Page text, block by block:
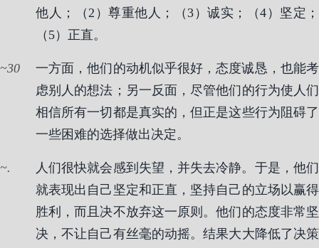
他人；（2）尊重他人；（3）诚实；（4）坚定；
（5）正直。
30
一方面，他们的动机似乎很好，态度诚恳，也能考
虑别人的想法；另一反面，尽管他们的行为使人们
相信所有一切都是真实的，但正是这些行为阻碍了
一些困难的选择做出决定。
.
人们很快就会感到失望，并失去冷静。于是，他们
就表现出自己坚定和正直，坚持自己的立场以赢得
胜利，而且决不放弃这一原则。他们的态度非常坚
决，不让自己有丝毫的动摇。结果大大降低了决策